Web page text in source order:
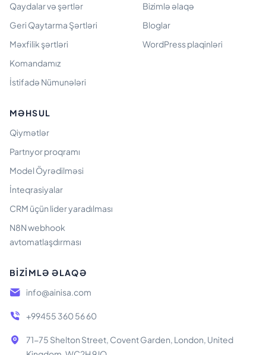
Qaydalar və şərtlər
Geri Qaytarma Şərtləri
Məxfilik şərtləri
Komandamız
İstifadə Nümunələri
Bizimlə əlaqə
Bloglar
WordPress plaqinləri
MƏHSUL
Qiymətlər
Partnyor proqramı
Model Öyrədilməsi
İnteqrasiyalar
CRM üçün lider yaradılması
N8N webhook
avtomatlaşdırması
BIZIMLƏ ƏLAQƏ
info@ainisa.com
+99455 360 56 60
71-75 Shelton Street, Covent Garden, London, United